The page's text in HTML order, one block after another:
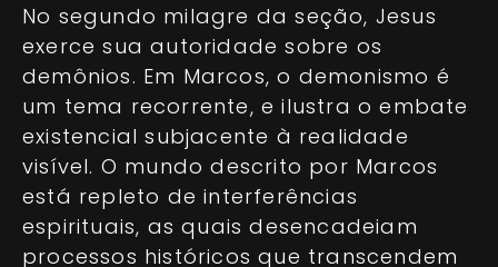
No segundo milagre da seção, Jesus
exerce sua autoridade sobre os
demônios. Em Marcos, o demonismo é
um tema recorrente, e ilustra o embate
existencial subjacente à realidade
visível. O mundo descrito por Marcos
está repleto de interferências
espirituais, as quais desencadeiam
processos históricos que transcendem